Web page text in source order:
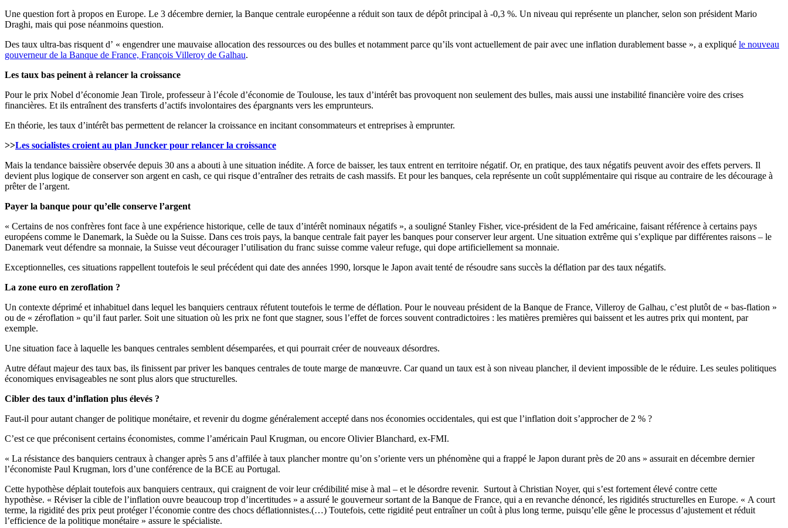
Une question fort à propos en Europe. Le 3 décembre dernier, la Banque centrale européenne a réduit son taux de dépôt principal à -0,3 %. Un niveau qui représente un plancher, selon son président Mario
Draghi, mais qui pose néanmoins question.
Des taux ultra-bas risquent d’ « engendrer une mauvaise allocation des ressources ou des bulles et notamment parce qu’ils vont actuellement de pair avec une inflation durablement basse », a expliqué le nouveau
gouverneur de la Banque de France, François Villeroy de Galhau.
Les taux bas peinent à relancer la croissance
Pour le prix Nobel d’économie Jean Tirole, professeur à l’école d’économie de Toulouse, les taux d’intérêt bas provoquent non seulement des bulles, mais aussi une instabilité financière voire des crises
financières. Et ils entraînent des transferts d’actifs involontaires des épargnants vers les emprunteurs.
En théorie, les taux d’intérêt bas permettent de relancer la croissance en incitant consommateurs et entreprises à emprunter.
>>Les socialistes croient au plan Juncker pour relancer la croissance
Mais la tendance baissière observée depuis 30 ans a abouti à une situation inédite. A force de baisser, les taux entrent en territoire négatif. Or, en pratique, des taux négatifs peuvent avoir des effets pervers. Il
devient plus logique de conserver son argent en cash, ce qui risque d’entraîner des retraits de cash massifs. Et pour les banques, cela représente un coût supplémentaire qui risque au contraire de les décourage à
prêter de l’argent.
Payer la banque pour qu’elle conserve l’argent
« Certains de nos confrères font face à une expérience historique, celle de taux d’intérêt nominaux négatifs », a souligné Stanley Fisher, vice-président de la Fed américaine, faisant référence à certains pays
européens comme le Danemark, la Suède ou la Suisse. Dans ces trois pays, la banque centrale fait payer les banques pour conserver leur argent. Une situation extrême qui s’explique par différentes raisons – le
Danemark veut défendre sa monnaie, la Suisse veut décourager l’utilisation du franc suisse comme valeur refuge, qui dope artificiellement sa monnaie.
Exceptionnelles, ces situations rappellent toutefois le seul précédent qui date des années 1990, lorsque le Japon avait tenté de résoudre sans succès la déflation par des taux négatifs.
La zone euro en zeroflation ?
Un contexte déprimé et inhabituel dans lequel les banquiers centraux réfutent toutefois le terme de déflation. Pour le nouveau président de la Banque de France, Villeroy de Galhau, c’est plutôt de « bas-flation »
ou de « zéroflation » qu’il faut parler. Soit une situation où les prix ne font que stagner, sous l’effet de forces souvent contradictoires : les matières premières qui baissent et les autres prix qui montent, par
exemple.
Une situation face à laquelle les banques centrales semblent désemparées, et qui pourrait créer de nouveaux désordres.
Autre défaut majeur des taux bas, ils finissent par priver les banques centrales de toute marge de manœuvre. Car quand un taux est à son niveau plancher, il devient impossible de le réduire. Les seules politiques
économiques envisageables ne sont plus alors que structurelles.
Cibler des taux d’inflation plus élevés ?
Faut-il pour autant changer de politique monétaire, et revenir du dogme généralement accepté dans nos économies occidentales, qui est que l’inflation doit s’approcher de 2 % ?
C’est ce que préconisent certains économistes, comme l’américain Paul Krugman, ou encore Olivier Blanchard, ex-FMI.
« La résistance des banquiers centraux à changer après 5 ans d’affilée à taux plancher montre qu’on s’oriente vers un phénomène qui a frappé le Japon durant près de 20 ans » assurait en décembre dernier
l’économiste Paul Krugman, lors d’une conférence de la BCE au Portugal.
Cette hypothèse déplait toutefois aux banquiers centraux, qui craignent de voir leur crédibilité mise à mal – et le désordre revenir. Surtout à Christian Noyer, qui s’est fortement élevé contre cette
hypothèse. « Réviser la cible de l’inflation ouvre beaucoup trop d’incertitudes » a assuré le gouverneur sortant de la Banque de France, qui a en revanche dénoncé, les rigidités structurelles en Europe. « A court
terme, la rigidité des prix peut protéger l’économie contre des chocs déflationnistes.(…) Toutefois, cette rigidité peut entraîner un coût à plus long terme, puisqu’elle gêne le processus d’ajustement et réduit
l’efficience de la politique monétaire » assure le spécialiste.